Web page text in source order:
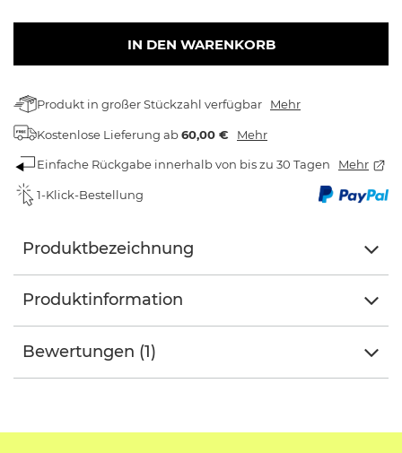
IN DEN WARENKORB
Produkt in großer Stückzahl verfügbar Mehr
Kostenlose Lieferung ab60,00 € Mehr
Einfache Rückgabe innerhalb von bis zu 30 Tagen Mehr
1-Klick-Bestellung
Produktbezeichnung
Produktinformation
Bewertungen (1)